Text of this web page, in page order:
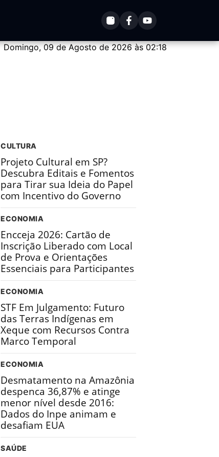
Domingo, 09 de Agosto de 2026 às 02:18
CULTURA
Projeto Cultural em SP?
Descubra Editais e Fomentos
para Tirar sua Ideia do Papel
com Incentivo do Governo
ECONOMIA
Encceja 2026: Cartão de
Inscrição Liberado com Local
de Prova e Orientações
Essenciais para Participantes
ECONOMIA
STF Em Julgamento: Futuro
das Terras Indígenas em
Xeque com Recursos Contra
Marco Temporal
ECONOMIA
Desmatamento na Amazônia
despenca 36,87% e atinge
menor nível desde 2016:
Dados do Inpe animam e
desafiam EUA
SAÚDE